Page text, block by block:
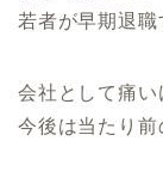
若者が早期退職
会社として痛い
今後は当たり前